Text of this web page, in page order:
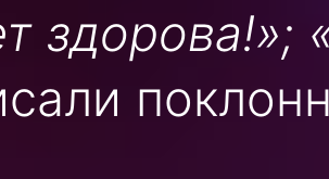
здорова!»;